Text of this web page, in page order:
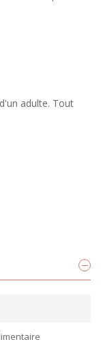
adulte. Tout